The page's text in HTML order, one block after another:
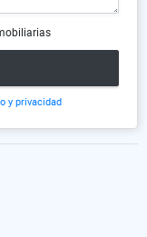
y privacidad